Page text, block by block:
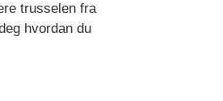
trusselen fra
hvordan du